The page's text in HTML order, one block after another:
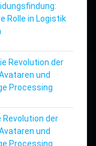
Rolle in Logistik
Revolution der
und
Processing
Revolution der
und
Processing